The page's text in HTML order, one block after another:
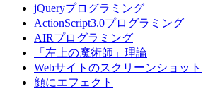
jQueryプログラミング
ActionScript3.0プログラミング
AIRプログラミング
「左上の魔術師」理論
Webサイトのスクリーンショット
顔にエフェクト